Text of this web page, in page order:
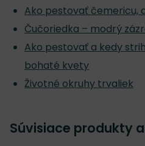
Ako pestovať čemericu,
Čučoriedka – modrý
Ako pestovať a kedy
bohaté kvety
Životné okruhy trvaliek
Súvisiace produkty